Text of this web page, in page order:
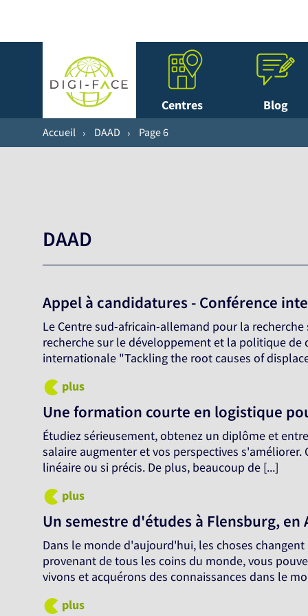
Centres Blog
Accueil DAAD Page 6
DAAD
Appel à candidatures - Conférence
Le Centre sud-africain-allemand pour la
recherche sur le développement et la politique de
internationale "Tackling the root causes of
plus
Une formation courte en logistique
Étudiez sérieusement, obtenez un diplôme et
salaire augmenter et vos perspectives
linéaire ou si précis. De plus, beaucoup de [...]
plus
Un semestre d'études à Flensburg,
Dans le monde d'aujourd'hui, les choses
provenant de tous les coins du monde, vous
vivons et acquérons des connaissances dans le
plus